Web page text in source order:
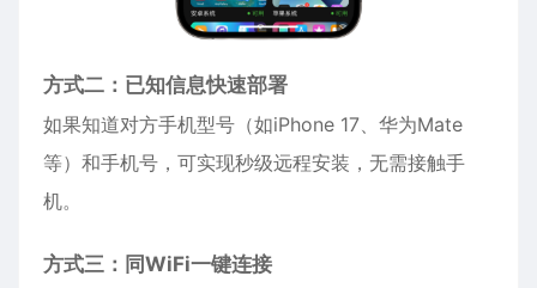
方式二：已知信息快速部署
如果知道对方手机型号（如iPhone 17、华为Mate
等）和手机号，可实现秒级远程安装，无需接触手
机。
方式三：同WiFi一键连接